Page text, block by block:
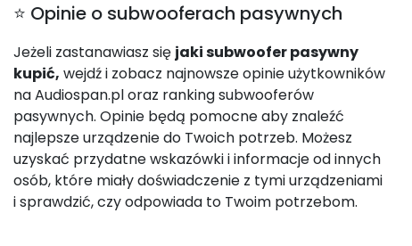
⭐ Opinie o subwooferach pasywnych
Jeżeli zastanawiasz się jaki subwoofer pasywny
kupić, wejdź i zobacz najnowsze opinie użytkowników
na Audiospan.pl oraz ranking subwooferów
pasywnych. Opinie będą pomocne aby znaleźć
najlepsze urządzenie do Twoich potrzeb. Możesz
uzyskać przydatne wskazówki i informacje od innych
osób, które miały doświadczenie z tymi urządzeniami
i sprawdzić, czy odpowiada to Twoim potrzebom.